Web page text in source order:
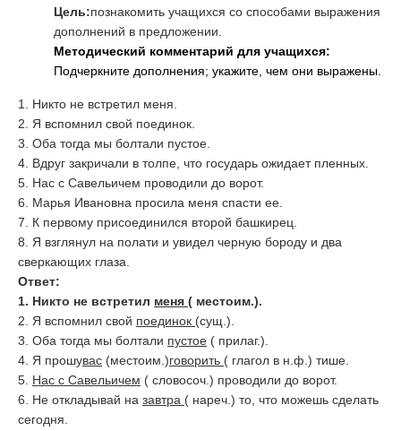
Цель:познакомить учащихся со способами выражения
дополнений в предложении.
Методический комментарий для учащихся:
Подчеркните дополнения; укажите, чем они выражены.
1. Никто не встретил меня.
2. Я вспомнил свой поединок.
3. Оба тогда мы болтали пустое.
4. Вдруг закричали в толпе, что государь ожидает пленных.
5. Нас с Савельичем проводили до ворот.
6. Марья Ивановна просила меня спасти ее.
7. К первому присоединился второй башкирец.
8. Я взглянул на полати и увидел черную бороду и два
сверкающих глаза.
Ответ:
1. Никто не встретил меня ( местоим.).
2. Я вспомнил свой поединок (сущ.)
3. Оба тогда мы болтали пустое ( прилаг.)
4. Я прошувас (местоим.)говорить ( глагол в н.ф.) тише.
5. Нас с Савельичем ( словосоч.) проводили до ворот.
6. Не откладывай на завтра ( нареч.) то, что можешь сделать
сегодня.